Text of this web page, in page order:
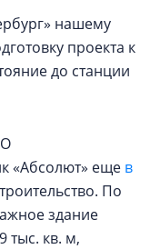
нашему
проекта к
до станции
«Абсолют» еще в
По
здание
тыс. кв. м,